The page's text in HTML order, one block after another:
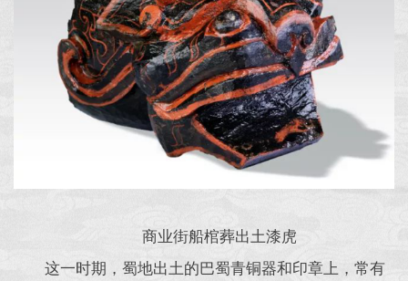
商业街船棺葬出土漆虎
这一时期，蜀地出土的巴蜀青铜器和印章上，常有